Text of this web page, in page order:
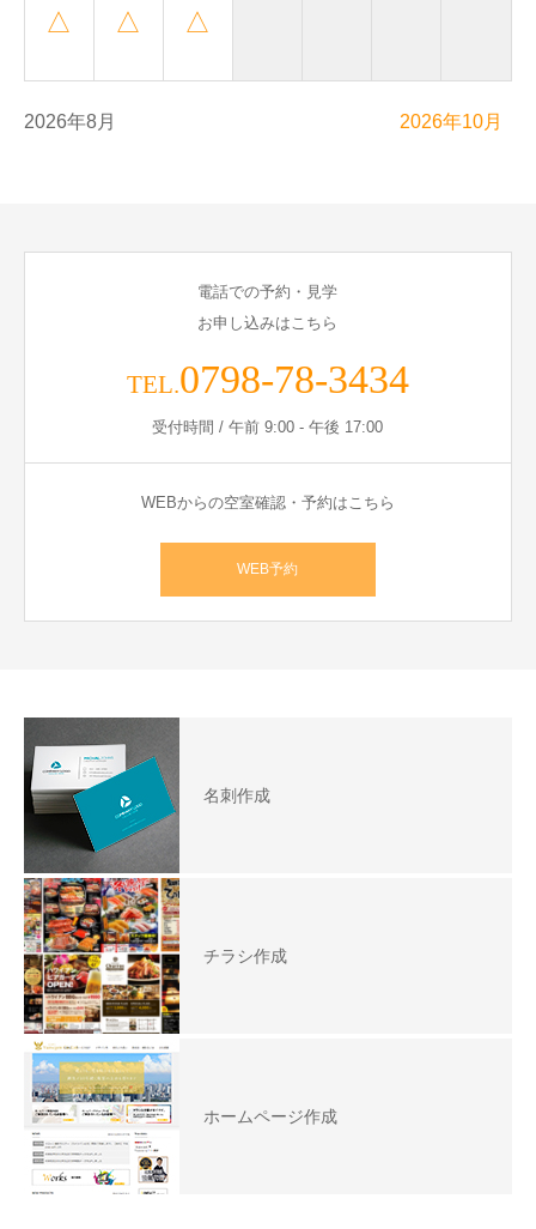
△ △ △
2026年8月 2026年10月
電話での予約・見学
お申し込みはこちら
TEL.0798-78-3434
受付時間 / 午前 9:00 - 午後 17:00
WEBからの空室確認・予約はこちら
WEB予約
名刺作成
チラシ作成
ホームページ作成